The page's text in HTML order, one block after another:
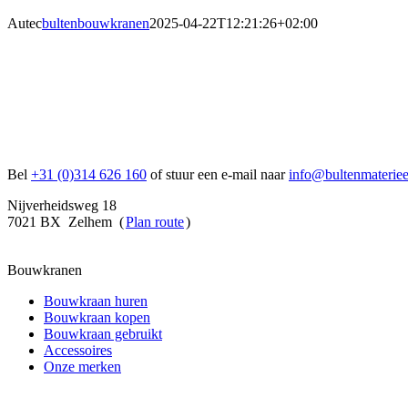
Autecbultenbouwkranen2025-04-22T12:21:26+02:00
Bel +31 (0)314 626 160 of stuur een e-mail naar
Nijverheidsweg 18
7021 BX Zelhem (Plan route)
Bouwkranen
Bouwkraan huren
Bouwkraan kopen
Bouwkraan gebruikt
Accessoires
Onze merken